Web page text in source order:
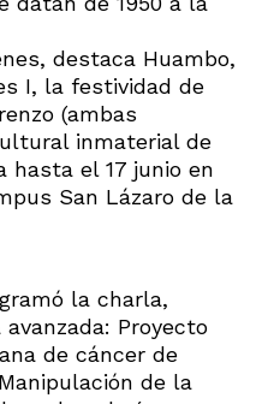
destaca Huambo,
I, la festividad de
(ambas
inmaterial de
hasta el 17 junio en
San Lázaro de la
la charla,
Proyecto
de cáncer de
de la